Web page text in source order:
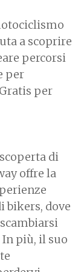
a scoprire
percorsi
per
per
di
offre la
bikers, dove
più, il suo